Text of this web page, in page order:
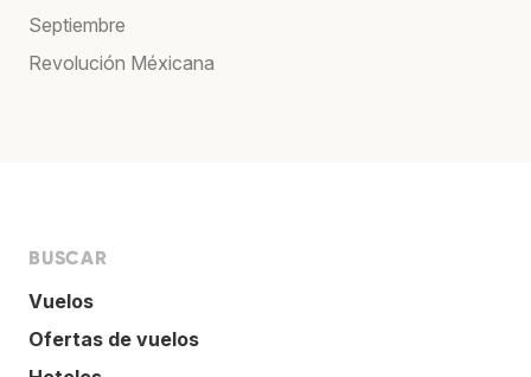
Septiembre
Revolución Méxicana
BUSCAR
Vuelos
Ofertas de vuelos